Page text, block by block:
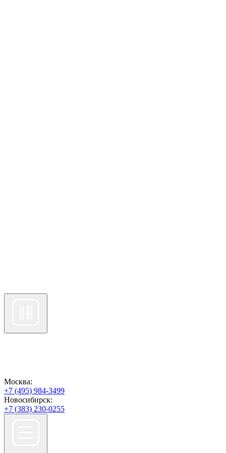
Москва:
+7 (495) 984-3499
Новосибирск:
+7 (383) 230-0255